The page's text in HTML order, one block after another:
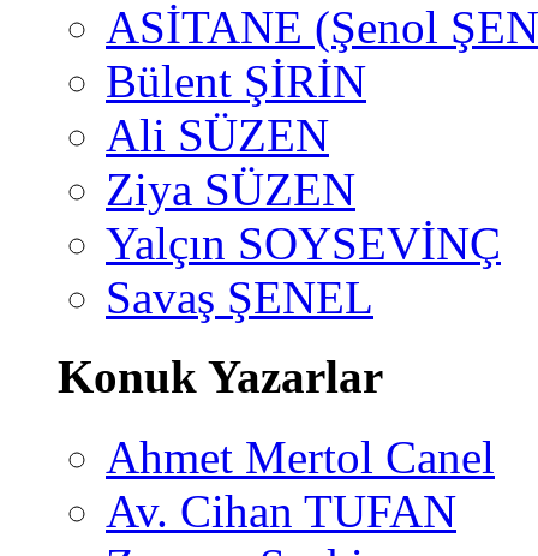
ASİTANE (Şenol
Bülent ŞİRİN
Ali SÜZEN
Ziya SÜZEN
Yalçın SOYSEVİNÇ
Savaş ŞENEL
Konuk Yazarlar
Ahmet Mertol Canel
Av. Cihan TUFAN